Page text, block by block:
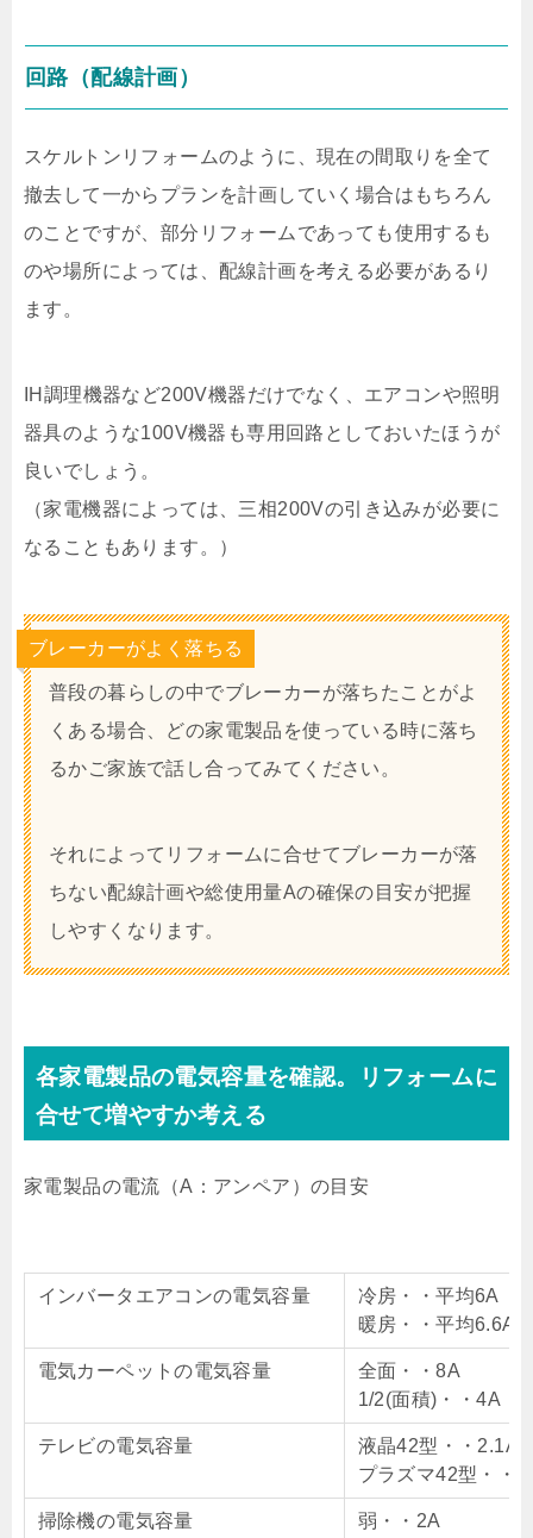
回路（配線計画）
スケルトンリフォームのように、現在の間取りを全て
撤去して一からプランを計画していく場合はもちろん
のことですが、部分リフォームであっても使用するも
のや場所によっては、配線計画を考える必要があるり
ます。
IH調理機器など200V機器だけでなく、エアコンや照明
器具のような100V機器も専用回路としておいたほうが
良いでしょう。
（家電機器によっては、三相200Vの引き込みが必要に
なることもあります。）
ブレーカーがよく落ちる
普段の暮らしの中でブレーカーが落ちたことがよ
くある場合、どの家電製品を使っている時に落ち
るかご家族で話し合ってみてください。
それによってリフォームに合せてブレーカーが落
ちない配線計画や総使用量Aの確保の目安が把握
しやすくなります。
各家電製品の電気容量を確認。リフォームに
合せて増やすか考える
家電製品の電流（A：アンペア）の目安
インバータエアコンの電気容量
冷房・・平均6A（
暖房・・平均6.6A
電気カーペットの電気容量
全面・・8A
1/2(面積)・・4A
テレビの電気容量
液晶42型・・2.1A
プラズマ42型・・
掃除機の電気容量
弱・・2A